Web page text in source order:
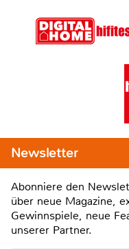
Newsletter
Abonniere den
über neue Magazine,
Gewinnspiele, neue
unserer Partner.